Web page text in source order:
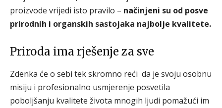
proizvode vrijedi isto pravilo – načinjeni su od posve
prirodnih i organskih sastojaka najbolje kvalitete.
Priroda ima rješenje za sve
Zdenka će o sebi tek skromno reći da je svoju osobnu
misiju i profesionalno usmjerenje posvetila
poboljšanju kvalitete života mnogih ljudi pomažući im